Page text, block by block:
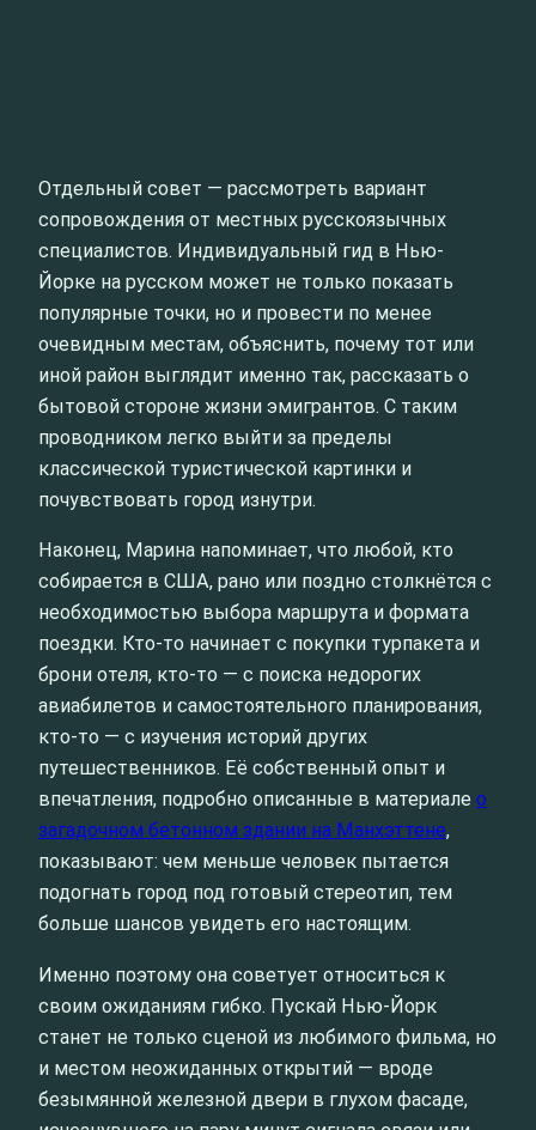
Отдельный совет — рассмотреть вариант
сопровождения от местных русскоязычных
специалистов. Индивидуальный гид в Нью-
Йорке на русском может не только показать
популярные точки, но и провести по менее
очевидным местам, объяснить, почему тот или
иной район выглядит именно так, рассказать о
бытовой стороне жизни эмигрантов. С таким
проводником легко выйти за пределы
классической туристической картинки и
почувствовать город изнутри.
Наконец, Марина напоминает, что любой, кто
собирается в США, рано или поздно столкнётся с
необходимостью выбора маршрута и формата
поездки. Кто-то начинает с покупки турпакета и
брони отеля, кто-то — с поиска недорогих
авиабилетов и самостоятельного планирования,
кто-то — с изучения историй других
путешественников. Её собственный опыт и
впечатления, подробно описанные в материале о
загадочном бетонном здании на Манхэттене,
показывают: чем меньше человек пытается
подогнать город под готовый стереотип, тем
больше шансов увидеть его настоящим.
Именно поэтому она советует относиться к
своим ожиданиям гибко. Пускай Нью-Йорк
станет не только сценой из любимого фильма, но
и местом неожиданных открытий — вроде
безымянной железной двери в глухом фасаде,